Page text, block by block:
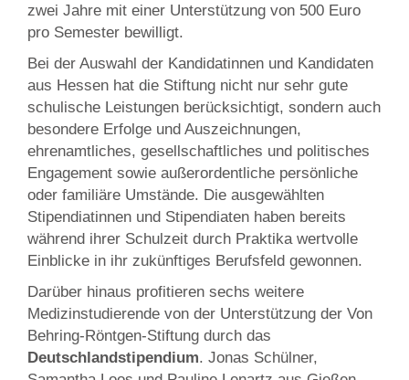
zwei Jahre mit einer Unterstützung von 500 Euro
pro Semester bewilligt.
Bei der Auswahl der Kandidatinnen und Kandidaten
aus Hessen hat die Stiftung nicht nur sehr gute
schulische Leistungen berücksichtigt, sondern auch
besondere Erfolge und Auszeichnungen,
ehrenamtliches, gesellschaftliches und politisches
Engagement sowie außerordentliche persönliche
oder familiäre Umstände. Die ausgewählten
Stipendiatinnen und Stipendiaten haben bereits
während ihrer Schulzeit durch Praktika wertvolle
Einblicke in ihr zukünftiges Berufsfeld gewonnen.
Darüber hinaus profitieren sechs weitere
Medizinstudierende von der Unterstützung der Von
Behring-Röntgen-Stiftung durch das
Deutschlandstipendium. Jonas Schülner,